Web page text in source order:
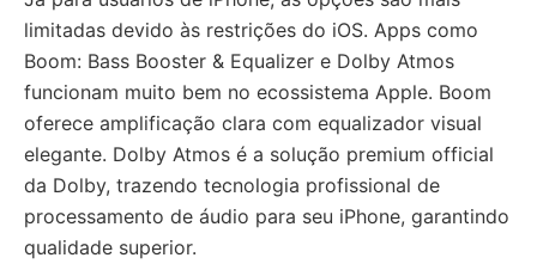
limitadas devido às restrições do iOS. Apps como
Boom: Bass Booster & Equalizer e Dolby Atmos
funcionam muito bem no ecossistema Apple. Boom
oferece amplificação clara com equalizador visual
elegante. Dolby Atmos é a solução premium official
da Dolby, trazendo tecnologia profissional de
processamento de áudio para seu iPhone, garantindo
qualidade superior.